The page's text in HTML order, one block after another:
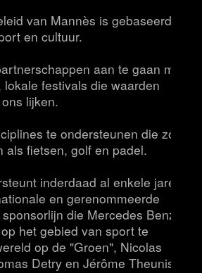
van Mannès is gebaseerd op
en cultuur.
aan te gaan met
festivals die waarden
lijken.
te ondersteunen die zo
als fietsen, golf en padel.
inderdaad al enkele jaren
en gerenommeerde
die Mercedes Benz al
het gebied van sport te
op de "Groen", Nicolas
Detry en Jérôme Theunis.